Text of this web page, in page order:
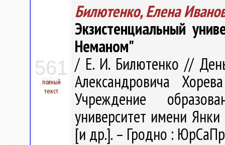
561
полный
текст
Билютенко, Елена
Экзистенциальный
Неманом"
/ Е. И. Билютенко //
Александровича
Учреждение
университет имени
[и др.]. – Гродно :